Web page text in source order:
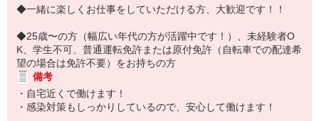
◆一緒に楽しくお仕事をしていただける方、大歓迎です！！
◆25歳〜の方（幅広い年代の方が活躍中です！）、未経験者O
K、学生不可、普通運転免許または原付免許（自転車での配達希
望の場合は免許不要）をお持ちの方
備考
・自宅近くで働けます！
・感染対策もしっかりしているので、安心して働けます！